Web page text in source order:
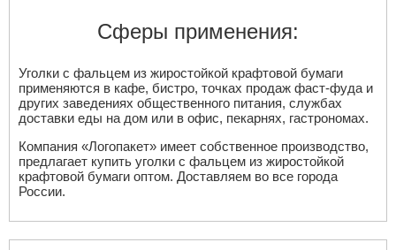
Сферы применения:
Уголки с фальцем из жиростойкой крафтовой бумаги
применяются в кафе, бистро, точках продаж фаст-фуда и
других заведениях общественного питания, службах
доставки еды на дом или в офис, пекарнях, гастрономах.
Компания «Логопакет» имеет собственное производство,
предлагает купить уголки с фальцем из жиростойкой
крафтовой бумаги оптом. Доставляем во все города
России.